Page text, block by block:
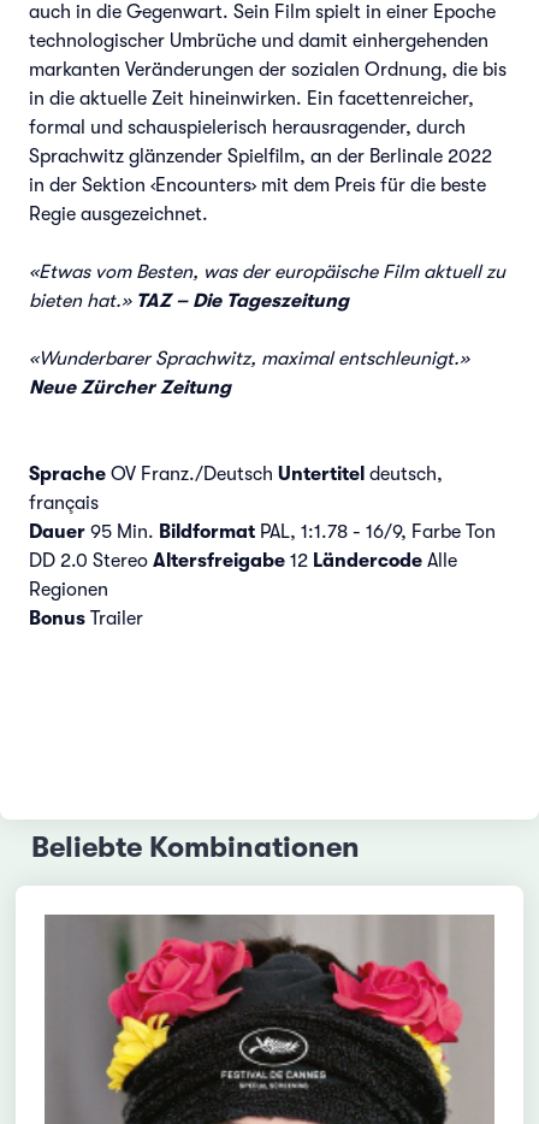
auch in die Gegenwart. Sein Film spielt in einer Epoche
technologischer Umbrüche und damit einhergehenden
markanten Veränderungen der sozialen Ordnung, die bis
in die aktuelle Zeit hineinwirken. Ein facettenreicher,
formal und schauspielerisch herausragender, durch
Sprachwitz glänzender Spielfilm, an der Berlinale 2022
in der Sektion ‹Encounters› mit dem Preis für die beste
Regie ausgezeichnet.
«Etwas vom Besten, was der europäische Film aktuell zu
bieten hat.» TAZ – Die Tageszeitung
«Wunderbarer Sprachwitz, maximal entschleunigt.»
Neue Zürcher Zeitung
Sprache OV Franz./Deutsch Untertitel deutsch,
français
Dauer 95 Min. Bildformat PAL, 1:1.78 - 16/9, Farbe Ton
DD 2.0 Stereo Altersfreigabe 12 Ländercode Alle
Regionen
Bonus Trailer
Beliebte Kombinationen